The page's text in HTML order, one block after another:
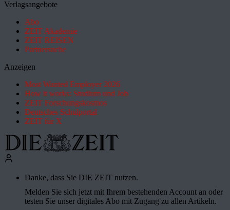
Verlagsangebote
Abo
ZEIT Akademie
ZEIT REISEN
Partnersuche
Anzeigen
Most Wanted Employer 2026
How it works: Studium und Job
ZEIT Forschungskosmos
Deutsches Schulportal
ZEIT für X
Danke, dass Sie DIE ZEIT nutzen.
Melden Sie sich jetzt mit Ihrem bestehenden Account an oder
testen Sie unser digitales Abo mit Zugang zu allen Artikeln.